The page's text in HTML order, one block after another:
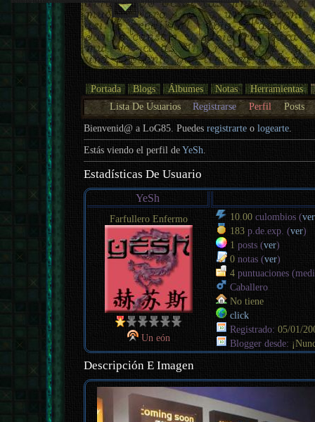
Portada Blogs Álbumes Notas
Herramientas
Lista De Usuarios
Registrarse Perfil Posts
Bienvenid@ a LoG85. Puedesregistrarte ologearte.
Estás viendo el perfil deYeSh
Estadísticas De Usuario
YeSh
Farfullero Enfermo
Un eón
10.00culombios (ver
183p.de.exp. (ver)
1 posts (ver)
0notas (ver)
4puntuaciones
Caballero
No tiene
click
Registrado: 05/01/
Blogger desde:
Descripción E Imagen